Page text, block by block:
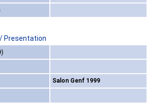
Presentation
Salon Genf 1999